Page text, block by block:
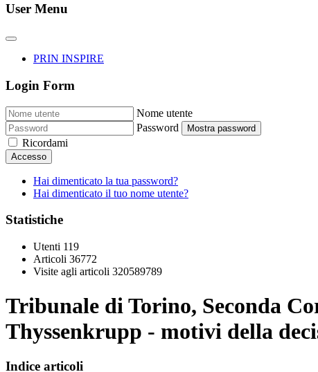
User Menu
PRIN INSPIRE
Login Form
Nome utente
Password
Mostra password
Ricordami
Accesso
Hai dimenticato la tua password?
Hai dimenticato il tuo nome utente?
Statistiche
Utenti 119
Articoli 36772
Visite agli articoli 320589789
Tribunale di Torino, Seconda
Thyssenkrupp - motivi della
Indice articoli